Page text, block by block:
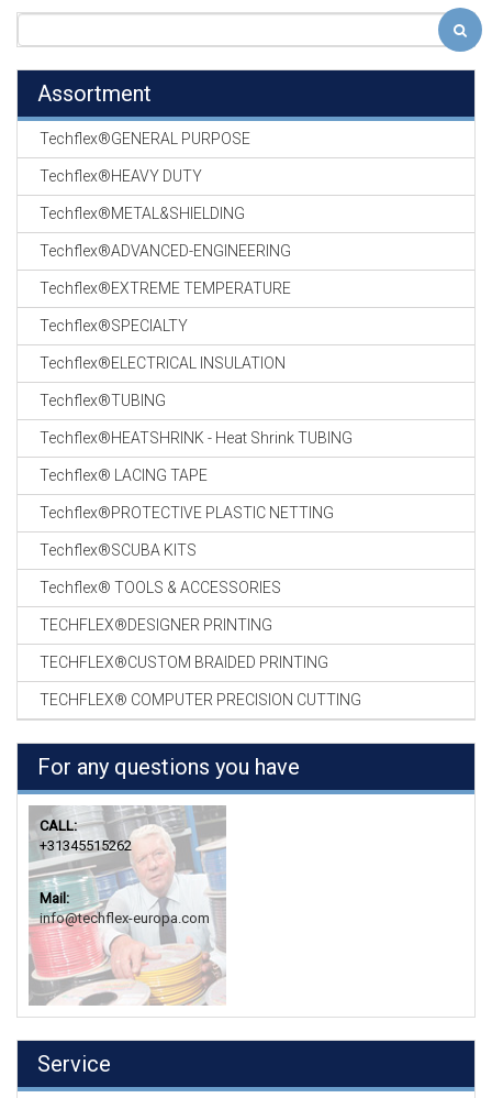
Assortment
Techflex®GENERAL PURPOSE
Techflex®HEAVY DUTY
Techflex®METAL&SHIELDING
Techflex®ADVANCED-ENGINEERING
Techflex®EXTREME TEMPERATURE
Techflex®SPECIALTY
Techflex®ELECTRICAL INSULATION
Techflex®TUBING
Techflex®HEATSHRINK - Heat Shrink TUBING
Techflex® LACING TAPE
Techflex®PROTECTIVE PLASTIC NETTING
Techflex®SCUBA KITS
Techflex® TOOLS & ACCESSORIES
TECHFLEX®DESIGNER PRINTING
TECHFLEX®CUSTOM BRAIDED PRINTING
TECHFLEX® COMPUTER PRECISION CUTTING
For any questions you have
CALL:
+31345515262
Mail:
info@techflex-europa.com
Service